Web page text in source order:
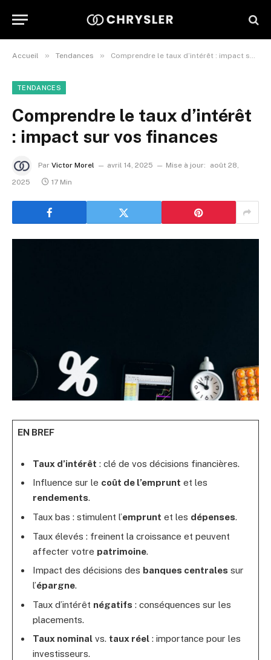
Accueil » Tendances » Comprendre le taux d’intérêt : impact sur vos finances
TENDANCES
Comprendre le taux d’intérêt
: impact sur vos finances
Par Victor Morel avril 14, 2025 Mise à jour:
août 28,
2025
17 Min
EN BREF
Taux d’intérêt : clé de vos décisions financières.
Influence sur le coût de l’emprunt et les
rendements.
Taux bas : stimulent l’emprunt et les dépenses.
Taux élevés : freinent la croissance et peuvent
affecter votre patrimoine.
Impact des décisions des banques centrales sur
l’épargne.
Taux d’intérêt négatifs : conséquences sur les
placements.
Taux nominalvs. taux réel: importance pour les
investisseurs.